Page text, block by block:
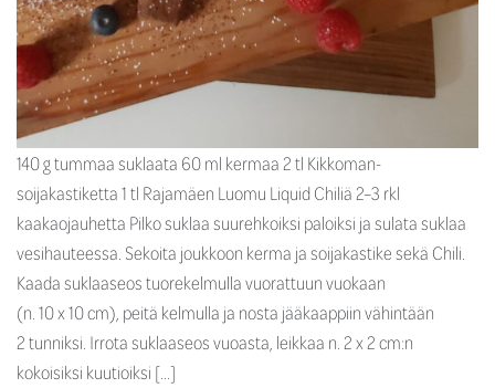
140 g tummaa suklaata 60 ml kermaa 2 tl Kikkoman-
soijakastiketta 1 tl Rajamäen Luomu Liquid Chiliä 2–3 rkl
kaakaojauhetta Pilko suklaa suurehkoiksi paloiksi ja sulata suklaa
vesihauteessa. Sekoita joukkoon kerma ja soijakastike sekä Chili.
Kaada suklaaseos tuorekelmulla vuorattuun vuokaan
(n. 10 x 10 cm), peitä kelmulla ja nosta jääkaappiin vähintään
2 tunniksi. Irrota suklaaseos vuoasta, leikkaa n. 2 x 2 cm:n
kokoisiksi kuutioiksi […]